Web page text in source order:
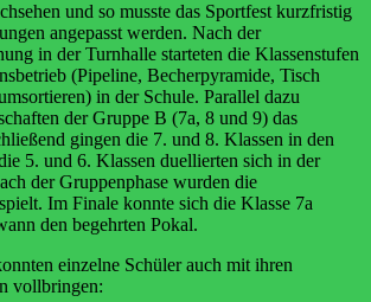
und so musste das Sportfest kurzfristig
angepasst werden. Nach der
in der Turnhalle starteten die Klassenstufen
(Pipeline, Becherpyramide, Tisch
in der Schule. Parallel dazu
der Gruppe B (7a, 8 und 9) das
gingen die 7. und 8. Klassen in den
5. und 6. Klassen duellierten sich in der
der Gruppenphase wurden die
Im Finale konnte sich die Klasse 7a
den begehrten Pokal.
einzelne Schüler auch mit ihren
vollbringen: